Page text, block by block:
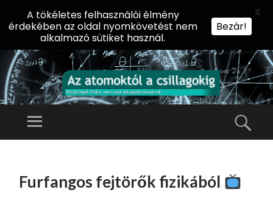
AZ
KT
Előadássorozat
Természettudományi
Menü
TARTALOMHOZ
Furfangos fejtörők fizikából
A tökéletes felhasználói élmény
érdekében az oldal nyomkövetést nem
alkalmazó sütiket használ.
Bezár!
X